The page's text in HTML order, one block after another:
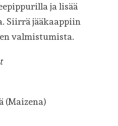
ja lisää
Siirrä jääkaappiin
valmistumista.
(Maizena)